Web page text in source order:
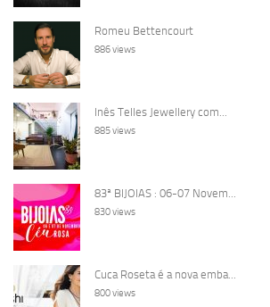
Romeu Bettencourt
886 views
Inês Telles Jewellery com...
885 views
83ª BIJOIAS : 06-07 Novem...
830 views
Cuca Roseta é a nova emba...
800 views